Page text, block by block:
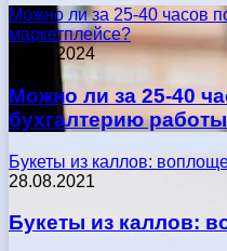
Можно ли за 25-40 часов
маркетплейсе?
17.05.2024
Можно ли за 25-40
бухгалтерию
Букеты из каллов:
28.08.2021
Букеты из каллов: